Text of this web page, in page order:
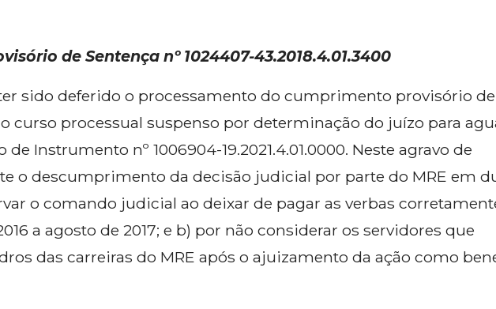
de Sentença nº 1024407-43.2018.4.01.3400
sido deferido o processamento do cumprimento provisório de
o curso processual suspenso por determinação do juízo para
Instrumento nº 1006904-19.2021.4.01.0000. Neste agravo de
o descumprimento da decisão judicial por parte do MRE em
o comando judicial ao deixar de pagar as verbas
a agosto de 2017; e b) por não considerar os servidores que
das carreiras do MRE após o ajuizamento da ação como